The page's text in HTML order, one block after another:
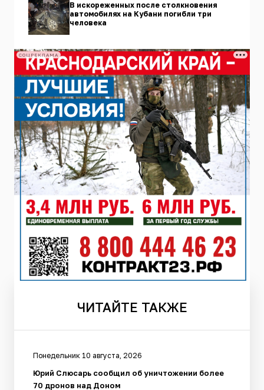
В искореженных после столкновения
автомобилях на Кубани погибли три
человека
СОЦРЕКЛАМА
ЧИТАЙТЕ ТАКЖЕ
Понедельник 10 августа, 2026
Юрий Слюсарь сообщил об уничтожении более
70 дронов над Доном